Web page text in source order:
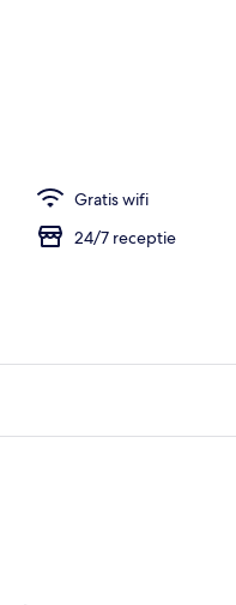
Gratis wifi
24/7 receptie